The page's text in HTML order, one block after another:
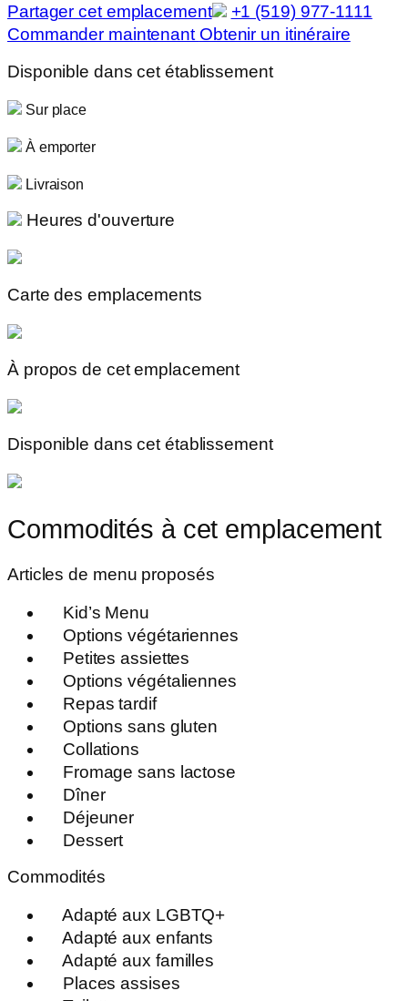
Partager cet emplacement
+1 (519) 977-1111
Commander maintenant Obtenir un itinéraire
Disponible dans cet établissement
Sur place
À emporter
Livraison
Heures d'ouverture
Carte des emplacements
À propos de cet emplacement
Disponible dans cet établissement
Commodités à cet emplacement
Articles de menu proposés
Kid’s Menu
Options végétariennes
Petites assiettes
Options végétaliennes
Repas tardif
Options sans gluten
Collations
Fromage sans lactose
Dîner
Déjeuner
Dessert
Commodités
Adapté aux LGBTQ+
Adapté aux enfants
Adapté aux familles
Places assises